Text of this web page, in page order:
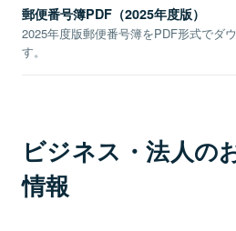
郵便番号簿PDF（2025年度版）
2025年度版郵便番号簿をPDF形式でダ
す。
ビジネス・法人の
情報